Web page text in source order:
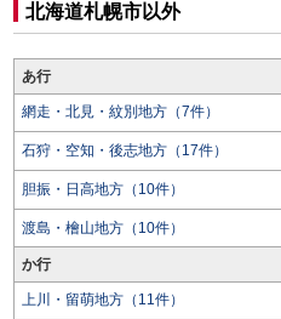
北海道札幌市以外
あ行
網走・北見・紋別地方（7件）
石狩・空知・後志地方（17件）
胆振・日高地方（10件）
渡島・檜山地方（10件）
か行
上川・留萌地方（11件）